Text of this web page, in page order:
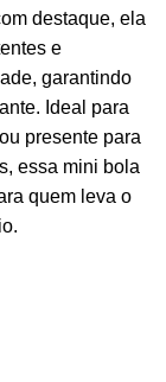
destaque, ela
e
garantindo
Ideal para
presente para
essa mini bola
quem leva o